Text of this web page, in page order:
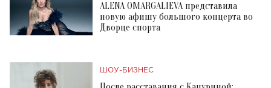
ALENA OMARGALIEVA представила
новую афишу большого концерта во
Дворце спорта
ШОУ-БИЗНЕС